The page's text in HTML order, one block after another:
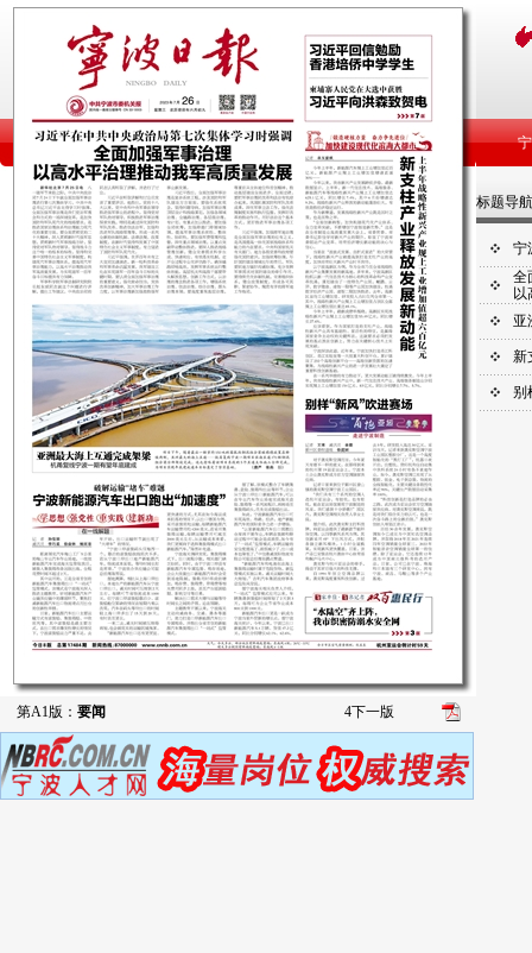
第A1版： 要闻 4下一版
标题导航
宁
全
以
亚
新
别